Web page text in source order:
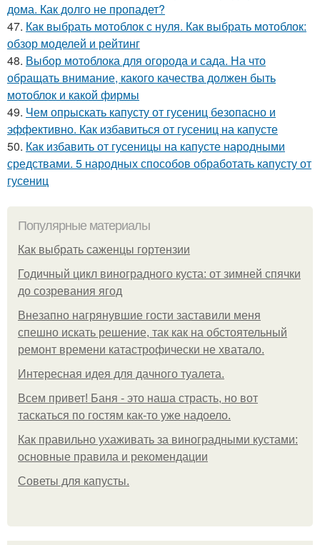
дома. Как долго не пропадет?
47. Как выбрать мотоблок с нуля. Как выбрать мотоблок:
обзор моделей и рейтинг
48. Выбор мотоблока для огорода и сада. На что
обращать внимание, какого качества должен быть
мотоблок и какой фирмы
49. Чем опрыскать капусту от гусениц безопасно и
эффективно. Как избавиться от гусениц на капусте
50. Как избавить от гусеницы на капусте народными
средствами. 5 народных способов обработать капусту от
гусениц
Популярные материалы
Как выбрать саженцы гортензии
Годичный цикл виноградного куста: от зимней спячки
до созревания ягод
Внезапно нагрянувшие гости заставили меня
спешно искать решение, так как на обстоятельный
ремонт времени катастрофически не хватало.
Интересная идея для дачного туалета.
Всем привет! Баня - это наша страсть, но вот
таскаться по гостям как-то уже надоело.
Как правильно ухаживать за виноградными кустами:
основные правила и рекомендации
Советы для капусты.